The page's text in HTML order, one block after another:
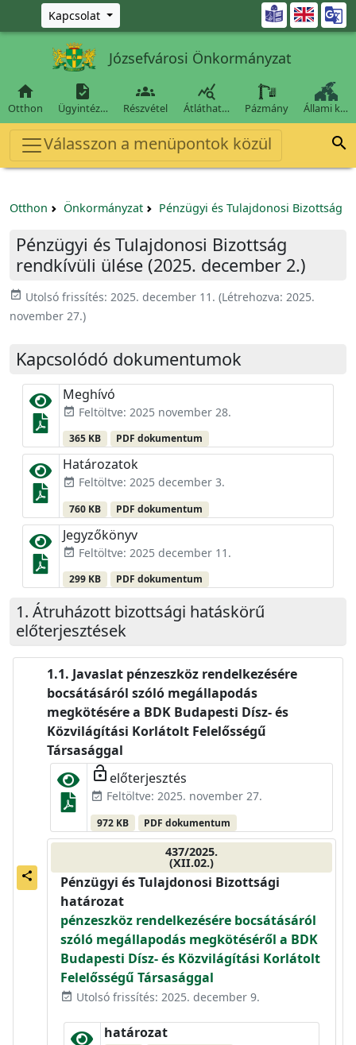
Ugrás a fő tartalomra
Kapcsolat 
Józsefvárosi Önkormányzat

Otthon

Ügyintéz…

Részvétel

Átláthat… Pázmány Állami k…
Válasszon a menüpontok közül 
Otthon Önkormányzat Pénzügyi és Tulajdonosi Bizottság
Pénzügyi és Tulajdonosi Bizottság
rendkívüli ülése (2025. december 2.)
event_available Utolsó frissítés: 2025. december 11. (Létrehozva: 2025.
november 27.)
Kapcsolódó dokumentumok
Meghívó
event_available Feltöltve: 2025 november 28.
365 KB PDF dokumentum
Határozatok
event_available Feltöltve: 2025 december 3.
760 KB PDF dokumentum
Jegyzőkönyv
event_available Feltöltve: 2025 december 11.
299 KB PDF dokumentum
Átruházott bizottsági hatáskörű
előterjesztések
share
Javaslat pénzeszköz rendelkezésére
bocsátásáról szóló megállapodás
megkötésére a BDK Budapesti Dísz- és
Közvilágítási Korlátolt Felelősségű
Társasággal
lock_open előterjesztés
event_available Feltöltve: 2025. november 27.
972 KB PDF dokumentum
437/2025.
(XII.02.)
Pénzügyi és Tulajdonosi Bizottsági
határozat
pénzeszköz rendelkezésére bocsátásáról
szóló megállapodás megkötéséről a BDK
Budapesti Dísz- és Közvilágítási Korlátolt
Felelősségű Társasággal
event_available Utolsó frissítés: 2025. december 9.
határozat